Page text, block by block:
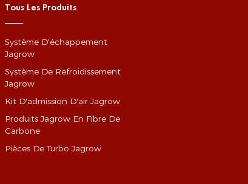
Tous Les Produits
Système D'échappement
Jagrow
Système De Refroidissement
Jagrow
Kit D'admission D'air Jagrow
Produits Jagrow En Fibre De
Carbone
Pièces De Turbo Jagrow